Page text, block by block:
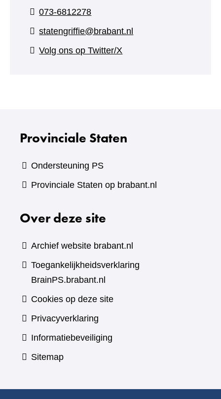
073-6812278
statengriffie@brabant.nl
Volg ons op Twitter/X
Provinciale Staten
Ondersteuning PS
Provinciale Staten op brabant.nl
Over deze site
Archief website brabant.nl
Toegankelijkheidsverklaring
BrainPS.brabant.nl
Cookies op deze site
Privacyverklaring
Informatiebeveiliging
Sitemap